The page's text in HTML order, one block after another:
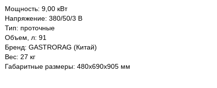
Мощность: 9,00 кВт
Напряжение: 380/50/3 В
Тип: проточные
Объем, л: 91
Бренд: GASTRORAG (Китай)
Вес: 27 кг
Габаритные размеры: 480х690х905 мм